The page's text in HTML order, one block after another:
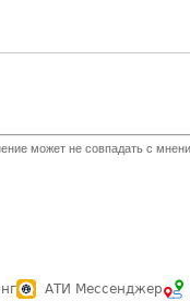
может не совпадать с
АТИ Мессенджер